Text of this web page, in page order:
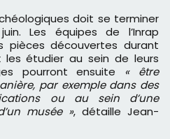
doit se terminer
Les équipes de l’Inrap
pièces découvertes durant
les étudier au sein de leurs
pourront ensuite « être
par exemple dans des
ou au sein d’une
musée », détaille Jean-